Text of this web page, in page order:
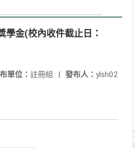
學金(校內收件截止日：
發布人： ylsh02
單位： 註冊組 |